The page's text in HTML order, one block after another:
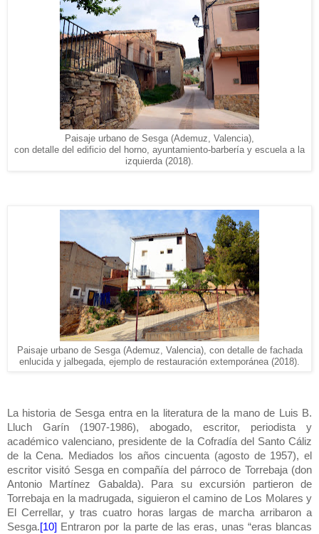
Paisaje urbano de Sesga (Ademuz, Valencia),
con detalle del edificio del horno, ayuntamiento-barbería y escuela a la
izquierda (2018).
Paisaje urbano de Sesga (Ademuz, Valencia), con detalle de fachada
enlucida y jalbegada, ejemplo de restauración extemporánea (2018).
La historia de Sesga entra en la literatura de la mano de Luis B.
Lluch Garín (1907-1986), abogado, escritor, periodista y
académico valenciano, presidente de la Cofradía del Santo Cáliz
de la Cena. Mediados los años cincuenta (agosto de 1957), el
escritor visitó Sesga en compañía del párroco de Torrebaja (don
Antonio Martínez Gabalda). Para su excursión partieron de
Torrebaja en la madrugada, siguieron el camino de Los Molares y
El Cerrellar, y tras cuatro horas largas de marcha arribaron a
Sesga.[10] Entraron por la parte de las eras, unas “eras blancas